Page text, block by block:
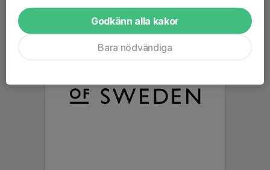
Godkänn alla kakor
Bara nödvändiga